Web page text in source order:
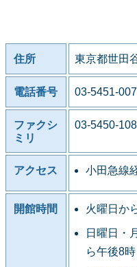
住所 東京都世田
電話番号 03-5451-
ファクシ
ミリ
03-5450-
アクセス 小田急線
開館時間 火曜日か
日曜日・
ら午後8時